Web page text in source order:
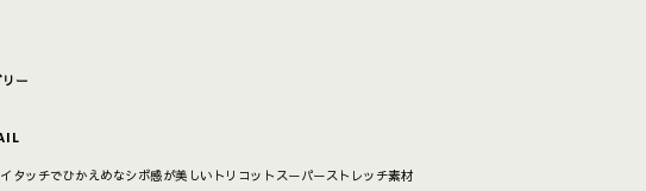
ー
タッチでひかえめなシボ感が美しいトリコットスーパーストレッチ素材